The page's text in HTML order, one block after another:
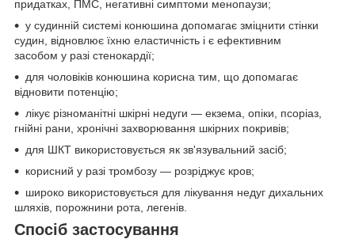
придатках, ПМС, негативні симптоми менопаузи;
у судинній системі конюшина допомагає зміцнити стінки
судин, відновлює їхню еластичність і є ефективним
засобом у разі стенокардії;
для чоловіків конюшина корисна тим, що допомагає
відновити потенцію;
лікує різноманітні шкірні недуги — екзема, опіки, псоріаз,
гнійні рани, хронічні захворювання шкірних покривів;
для ШКТ використовується як зв'язувальний засіб;
корисний у разі тромбозу — розріджує кров;
широко використовується для лікування недуг дихальних
шляхів, порожнини рота, легенів.
Спосіб застосування